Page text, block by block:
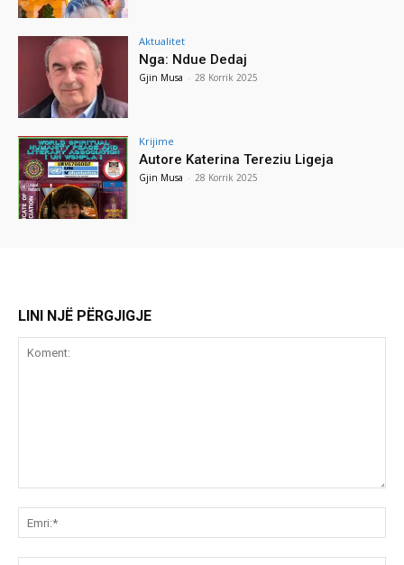
Aktualitet
Nga: Ndue Dedaj
Gjin Musa - 28 Korrik 2025
Krijime
Autore Katerina Tereziu Ligeja
Gjin Musa - 28 Korrik 2025
LINI NJË PËRGJIGJE